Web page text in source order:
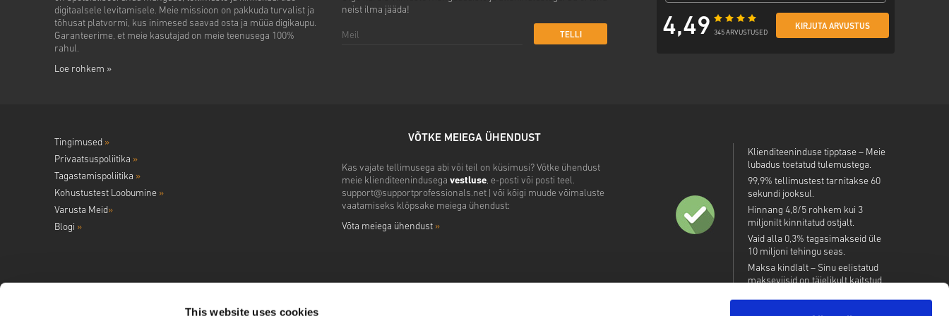
This website uses cookies
digitaalsele levitamisele. Meie missioon on pakkuda turvalist ja
tõhusat platvormi, kus inimesed saavad osta ja müüa digikaupu.
Garanteerime, et meie kasutajad on meie teenusega 100%
rahul.
Loe rohkem »
neist ilma jääda!
TELLI 4,49 345 ARVUSTUSED
KIRJUTA ARVUSTUS
Tingimused »
Privaatsuspoliitika »
Tagastamispoliitika »
Kohustustest Loobumine »
Varusta Meid»
Blogi »
VÕTKE MEIEGA ÜHENDUST
Kas vajate tellimusega abi või teil on küsimusi? Võtke ühendust
meie klienditeenindusega vestluse, e-posti või posti teel.
support@supportprofessionals.net| või kõigi muude võimaluste
vaatamiseks klõpsake meiega ühendust:
Võta meiega ühendust »
Klienditeeninduse tipptase – Meie
lubadus toetatud tulemustega.
99,9% tellimustest tarnitakse 60
sekundi jooksul.
Hinnang 4,8/5 rohkem kui 3
miljonilt kinnitatud ostjalt.
Vaid alla 0,3% tagasimakseid üle
10 miljoni tehingu seas.
Maksa kindlalt – Sinu eelistatud
makseviisid on täielikult kaitstud.